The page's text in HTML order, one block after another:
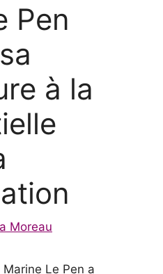
Pen
à la
Moreau
Le Pen a